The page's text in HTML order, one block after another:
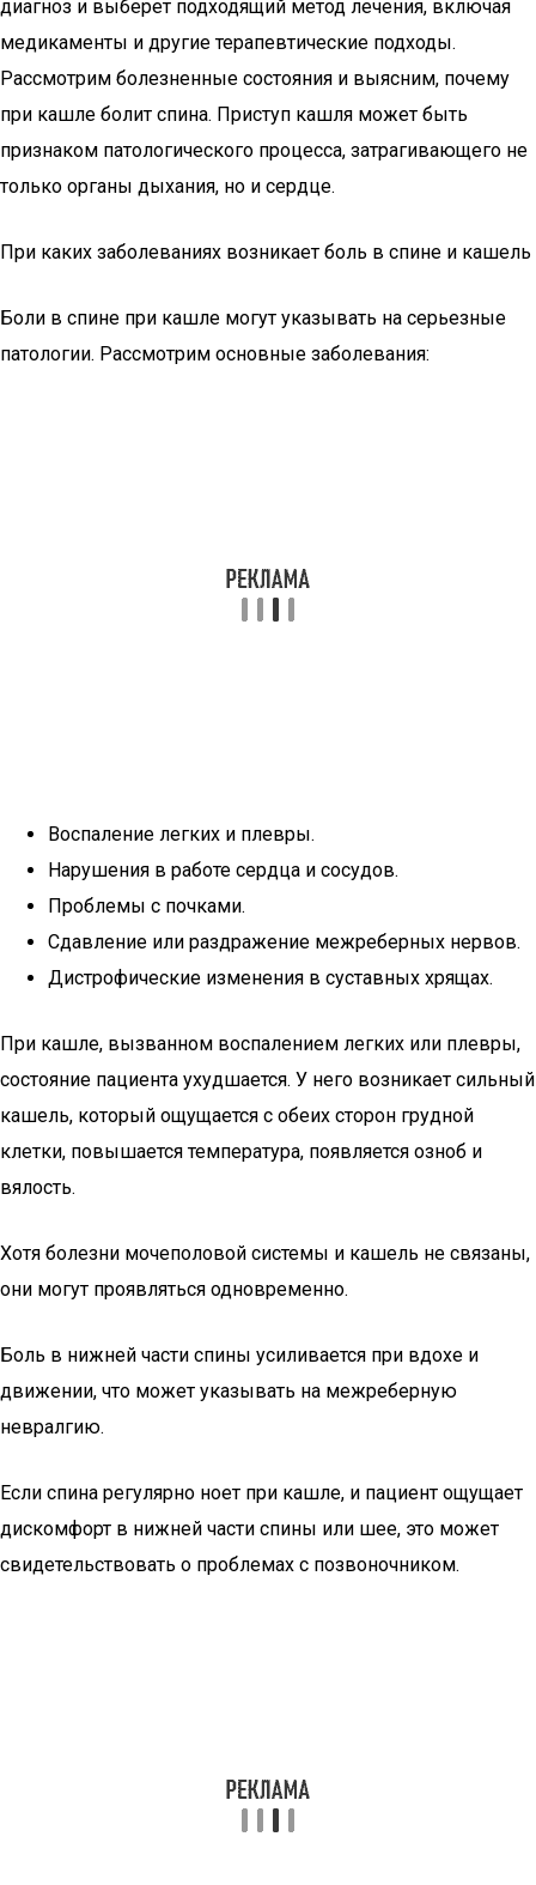
диагноз и выберет подходящий метод лечения, включая
медикаменты и другие терапевтические подходы.
Рассмотрим болезненные состояния и выясним, почему
при кашле болит спина. Приступ кашля может быть
признаком патологического процесса, затрагивающего не
только органы дыхания, но и сердце.
При каких заболеваниях возникает боль в спине и кашель
Боли в спине при кашле могут указывать на серьезные
патологии. Рассмотрим основные заболевания:
Воспаление легких и плевры.
Нарушения в работе сердца и сосудов.
Проблемы с почками.
Сдавление или раздражение межреберных нервов.
Дистрофические изменения в суставных хрящах.
При кашле, вызванном воспалением легких или плевры,
состояние пациента ухудшается. У него возникает сильный
кашель, который ощущается с обеих сторон грудной
клетки, повышается температура, появляется озноб и
вялость.
Хотя болезни мочеполовой системы и кашель не связаны,
они могут проявляться одновременно.
Боль в нижней части спины усиливается при вдохе и
движении, что может указывать на межреберную
невралгию.
Если спина регулярно ноет при кашле, и пациент ощущает
дискомфорт в нижней части спины или шее, это может
свидетельствовать о проблемах с позвоночником.